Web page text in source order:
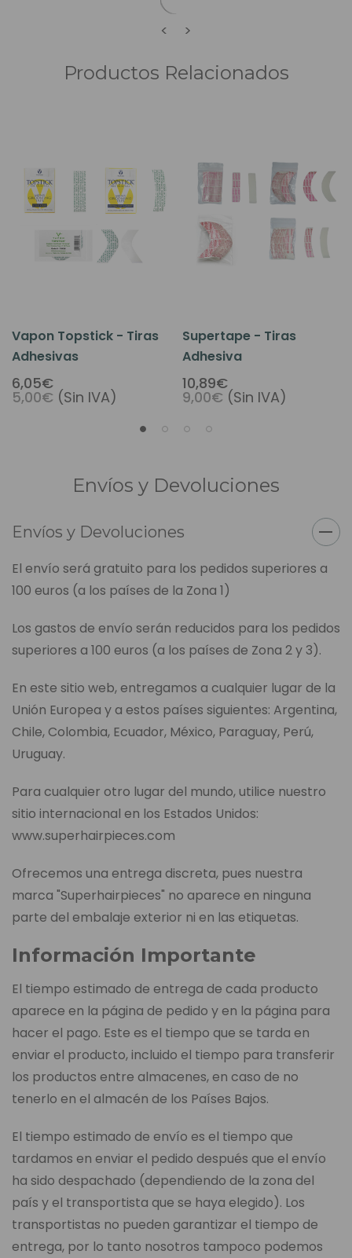
< >
Productos Relacionados
Vapon Topstick - Tiras
Adhesivas
6,05€
5,00€ (Sin IVA)
Supertape - Tiras
Adhesiva
10,89€
9,00€ (Sin IVA)
Envíos y Devoluciones
Envíos y Devoluciones
El envío será gratuito para los pedidos superiores a
100 euros (a los países de la Zona 1)
Los gastos de envío serán reducidos para los pedidos
superiores a 100 euros (a los países de Zona 2 y 3).
En este sitio web, entregamos a cualquier lugar de la
Unión Europea y a estos países siguientes: Argentina,
Chile, Colombia, Ecuador, México, Paraguay, Perú,
Uruguay.
Para cualquier otro lugar del mundo, utilice nuestro
sitio internacional en los Estados Unidos:
www.superhairpieces.com
Ofrecemos una entrega discreta, pues nuestra
marca "Superhairpieces" no aparece en ninguna
parte del embalaje exterior ni en las etiquetas.
Información Importante
El tiempo estimado de entrega de cada producto
aparece en la página de pedido y en la página para
hacer el pago. Este es el tiempo que se tarda en
enviar el producto, incluido el tiempo para transferir
los productos entre almacenes, en caso de no
tenerlo en el almacén de los Países Bajos.
El tiempo estimado de envío es el tiempo que
tardamos en enviar el pedido después que el envío
ha sido despachado (dependiendo de la zona del
país y el transportista que se haya elegido). Los
transportistas no pueden garantizar el tiempo de
entrega, por lo tanto nosotros tampoco podemos